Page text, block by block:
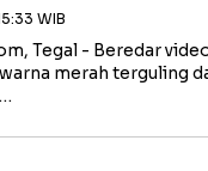
WIB
Tegal - Beredar
merah terguling